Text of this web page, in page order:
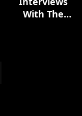
With The